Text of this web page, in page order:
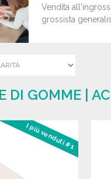
Vendita
grossista
DI GOMME |
I più venduti #1